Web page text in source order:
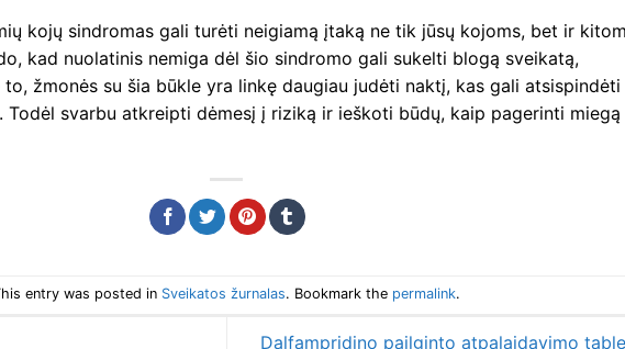
kojų sindromas gali turėti neigiamą įtaką ne tik jūsų kojoms, bet ir
kad nuolatinis nemiga dėl šio sindromo gali sukelti blogą sveikatą,
žmonės su šia būkle yra linkę daugiau judėti naktį, kas gali atsispindėti
Todėl svarbu atkreipti dėmesį į riziką ir ieškoti būdų, kaip pagerinti miegą
entry was posted in Sveikatos žurnalas. Bookmark the permalink.
Dalfampridino pailginto atpalaidavimo